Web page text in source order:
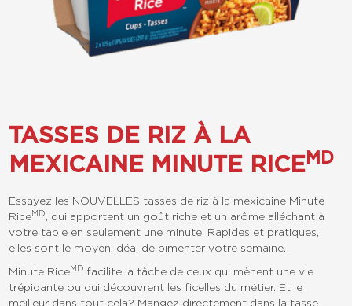
TASSES DE RIZ À LA
MEXICAINE MINUTE RICEMD
Essayez les NOUVELLES tasses de riz à la mexicaine Minute
RiceMD, qui apportent un goût riche et un arôme alléchant à
votre table en seulement une minute. Rapides et pratiques,
elles sont le moyen idéal de pimenter votre semaine.
Minute RiceMD facilite la tâche de ceux qui mènent une vie
trépidante ou qui découvrent les ficelles du métier. Et le
meilleur dans tout cela? Mangez directement dans la tasse